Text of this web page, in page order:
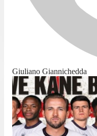
Giuliano Giannichedda